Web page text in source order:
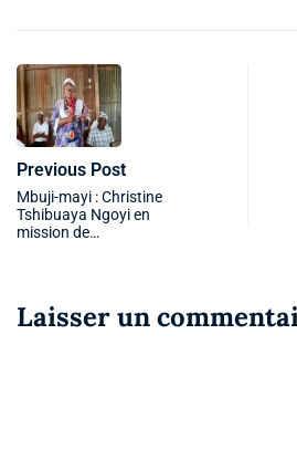
Previous Post
Mbuji-mayi : Christine
Tshibuaya Ngoyi en
mission de…
Laisser un